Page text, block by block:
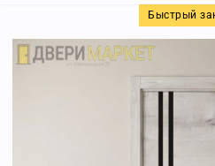
Быстрый